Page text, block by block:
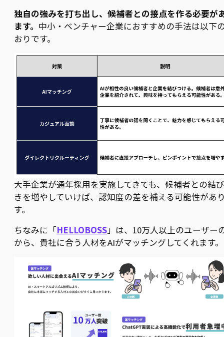
独自の強みを打ち出し、候補者との接点を作る必要が
ます。 中小・ベンチャー企業におすすめの手法は以下
おりです。
大手企業が通年採用を実施してきても、候補者との結
きを増やしていけば、認知度の差を補える可能性があ
す。
ちなみに「HELLOBOSS」は、10万人以上のユーザー
から、貴社に合う人材をAIがマッチングしてくれます。